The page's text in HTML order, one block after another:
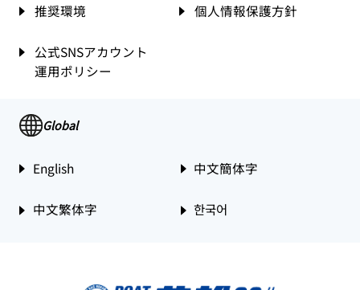
推奨環境 個人情報保護方針
公式SNSアカウント
運用ポリシー
Global
English 中文簡体字
中文繁体字 한국어